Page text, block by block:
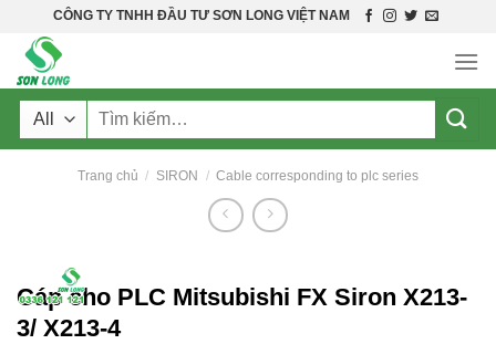
content
CÔNG TY TNHH ĐẦU TƯ SƠN LONG VIỆT NAM
Tìm
Trang chủ / SIRON / Cable corresponding to plc series
Cáp cho PLC Mitsubishi FX Siron X213-
3/ X213-4